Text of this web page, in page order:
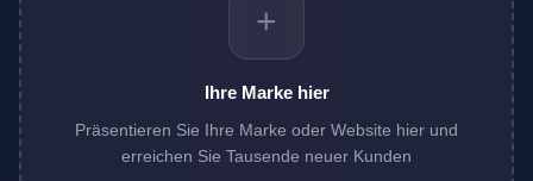
+
Ihre Marke hier
Präsentieren Sie Ihre Marke oder Website hier und
erreichen Sie Tausende neuer Kunden